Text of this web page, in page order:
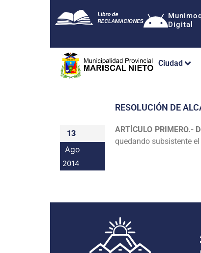
Digital
Ciudad
13
Ago
2014
RESOLUCIÓN DE
ARTÍCULO PRIMERO.-
quedando subsistente